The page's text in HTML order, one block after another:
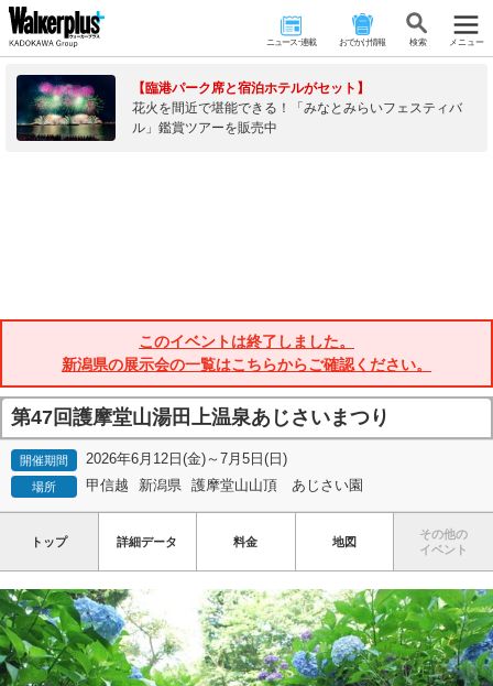
ニュース･連載 おでかけ情報 検 索 メニュー
【臨港パーク席と宿泊ホテルがセット】
花火を間近で堪能できる！「みなとみらいフェスティバ
ル」鑑賞ツアーを販売中
このイベントは終了しました。
新潟県の展示会の一覧はこちらからご確認ください。
第47回護摩堂山湯田上温泉あじさいまつり
開催期間 2026年6月12日(金)～7月5日(日)
場所 甲信越 新潟県 護摩堂山山頂 あじさい園
トップ 詳細データ 料金 地図
その他の
イベント